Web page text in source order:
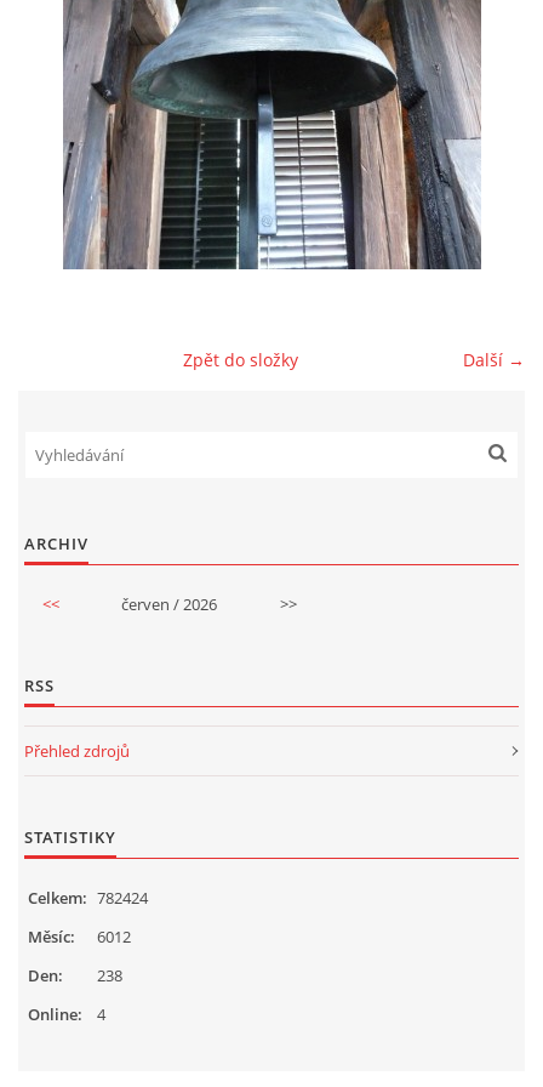
GDPR
© 2026 eStránky.cz | RSS
Další →
Zpět do složky
ARCHIV
<< červen / 2026 >>
RSS
Přehled zdrojů
STATISTIKY
Online: 4
Celkem: 782424
Měsíc:
6012
Den:
238